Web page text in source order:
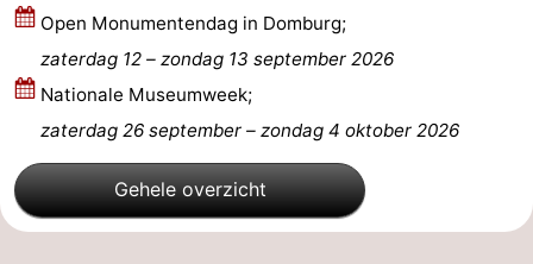
Nieuwvliet
-
Sluis
-
Cadzand
Natuur
Het
Weer
Contact
Open Monumentendag in Domburg;
zaterdag 12 – zondag 13 september 2026
Nationale Museumweek;
zaterdag 26 september – zondag 4 oktober 2026
Gehele overzicht